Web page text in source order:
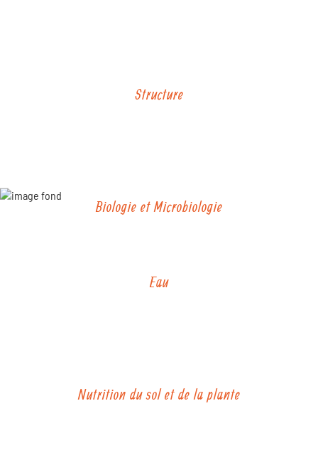
Structure
Biologie et Microbiologie
Eau
Nutrition du sol et de la plante